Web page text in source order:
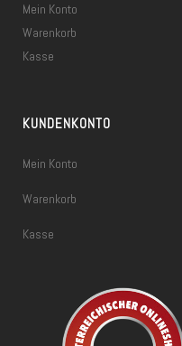
Mein Konto
Warenkorb
Kasse
KUNDENKONTO
Mein Konto
Warenkorb
Kasse